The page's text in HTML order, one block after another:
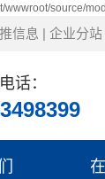
source/
信息 | 企业分站
话：